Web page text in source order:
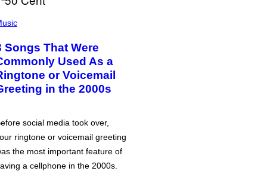
Songs That Were
Used As a
or Voicemail
in the 2000s
social media took over,
ringtone or voicemail greeting
the most important feature of
a cellphone in the 2000s.